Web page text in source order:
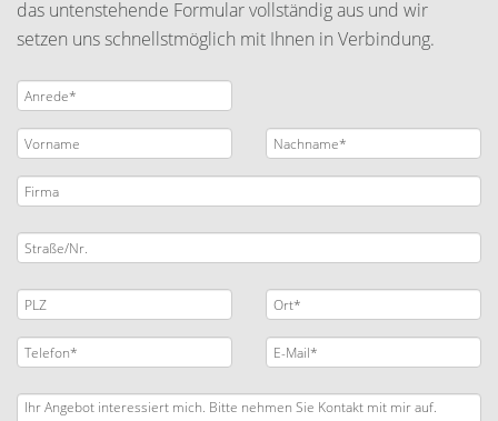
das untenstehende Formular vollständig aus und wir
setzen uns schnellstmöglich mit Ihnen in Verbindung.